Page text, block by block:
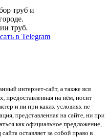
труб и
труб.
интернет-сайт, а также вся
предоставленная на нём, носит
и ни при каких условиях не
представленная на сайте, ни при
как официальное предложение,
оставляет за собой право в